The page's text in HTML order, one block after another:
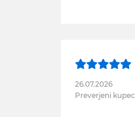
26.07.2026
Preverjeni kupec